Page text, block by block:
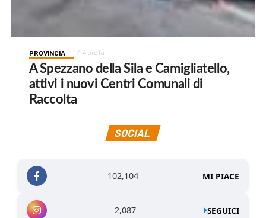
PROVINCIA 4 ore fa
A Spezzano della Sila e Camigliatello,
attivi i nuovi Centri Comunali di
Raccolta
SOCIAL
102,104 MI PIACE
2,087 SEGUICI